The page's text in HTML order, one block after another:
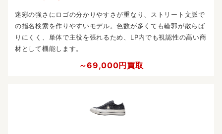
迷彩の強さにロゴの分かりやすさが重なり、ストリート文脈で
の指名検索を作りやすいモデル。色数が多くても輪郭が散らば
りにくく、単体で主役を張れるため、LP内でも視認性の高い商
材として機能します。
～69,000円買取